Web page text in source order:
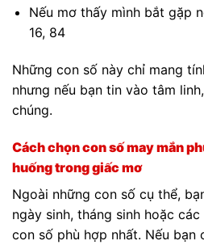
Nếu mơ thấy mình bắt gặp
16, 84
Những con số này chỉ mang
nhưng nếu bạn tin vào tâm
chúng.
Cách chọn con số may mắn
huống trong giấc mơ
Ngoài những con số cụ thể,
ngày sinh, tháng sinh hoặc
con số phù hợp nhất. Nếu bạn